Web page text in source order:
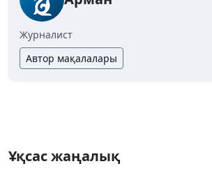
Журналист
Автор мақалалары
Ұқсас жаңалық